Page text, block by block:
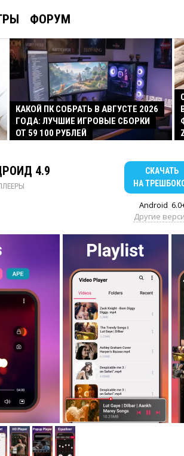
ФОРУМ
КАКОЙ ПК СОБРАТЬ В АВГУСТЕ 2026
ГОДА: ЛУЧШИЕ ИГРОВЫЕ СБОРКИ
ОТ 59 100 РУБЛЕЙ
4.9
СКАЧАТЬ
НА
Android
Другие